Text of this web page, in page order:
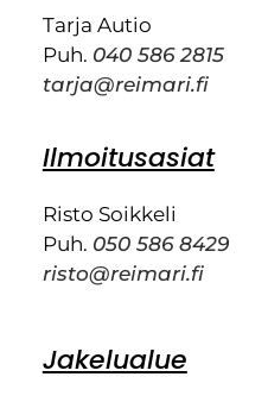
Tarja Autio
Puh. 040 586 2815
tarja@reimari.fi
Ilmoitusasiat
Risto Soikkeli
Puh. 050 586 8429
risto@reimari.fi
Jakelualue